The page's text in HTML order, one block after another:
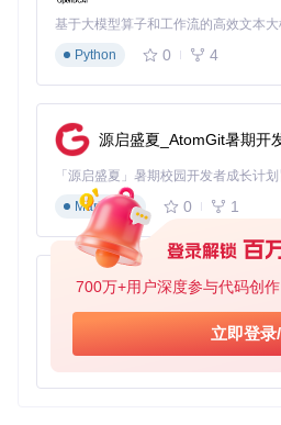
700万+用户深度参与代码创
立即登录
基于大模型算子和工作流的高效文本
Python
0 4
源启盛夏_AtomGit暑期开
Markdown
0 1
py-xiaozhi
Python
0 1